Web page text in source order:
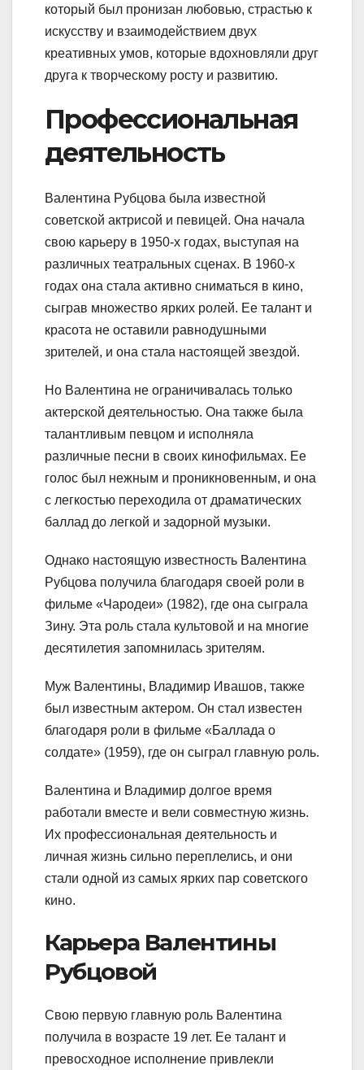
который был пронизан любовью, страстью к
искусству и взаимодействием двух
креативных умов, которые вдохновляли друг
друга к творческому росту и развитию.
Профессиональная
деятельность
Валентина Рубцова была известной
советской актрисой и певицей. Она начала
свою карьеру в 1950-х годах, выступая на
различных театральных сценах. В 1960-х
годах она стала активно сниматься в кино,
сыграв множество ярких ролей. Ее талант и
красота не оставили равнодушными
зрителей, и она стала настоящей звездой.
Но Валентина не ограничивалась только
актерской деятельностью. Она также была
талантливым певцом и исполняла
различные песни в своих кинофильмах. Ее
голос был нежным и проникновенным, и она
с легкостью переходила от драматических
баллад до легкой и задорной музыки.
Однако настоящую известность Валентина
Рубцова получила благодаря своей роли в
фильме «Чародеи» (1982), где она сыграла
Зину. Эта роль стала культовой и на многие
десятилетия запомнилась зрителям.
Муж Валентины, Владимир Ивашов, также
был известным актером. Он стал известен
благодаря роли в фильме «Баллада о
солдате» (1959), где он сыграл главную роль.
Валентина и Владимир долгое время
работали вместе и вели совместную жизнь.
Их профессиональная деятельность и
личная жизнь сильно переплелись, и они
стали одной из самых ярких пар советского
кино.
Карьера Валентины
Рубцовой
Свою первую главную роль Валентина
получила в возрасте 19 лет. Ее талант и
превосходное исполнение привлекли